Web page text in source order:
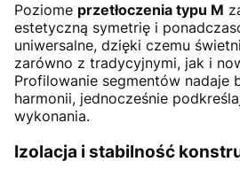
Poziome przetłoczenia typu M
estetyczną symetrię i
uniwersalne, dzięki czemu
zarówno z tradycyjnymi, jak i
Profilowanie segmentów nadaje
harmonii, jednocześnie
wykonania.
Izolacja i stabilność